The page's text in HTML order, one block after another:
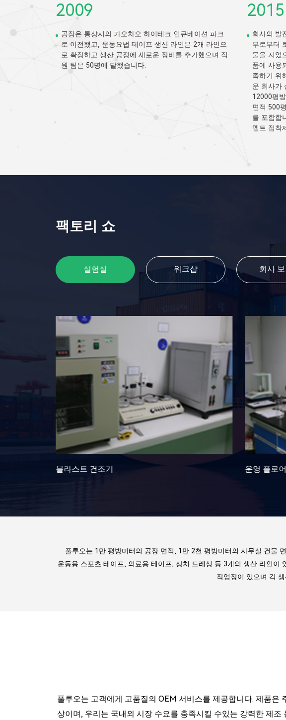
2015
회사의 발전과 다양한 제품의 확장에 따라 FULUO는 정
부로부터 토지를 구입하고 자체 사무실 건물과 공장 건
물을 지었으며 새로운 맞춤형 시설과 장비가 다양한 제
품에 사용되었습니다. 의료 제품 제조업체의 표준을 충
족하기 위해 자싱 풀루오 의료용품 유한공사라는 새로
12000평방미터, 사무실 건물 면적 2700평방미터, 정화
멜트 접착제 생산 라인 1개가 새로 추가되었습니다.
2016
새로운
FDA 인증
팩토리 쇼
실험실 워크샵 회사
운영 플로어 박리율 테스
풀루오는 1만 평방미터의 공장 면적, 1만 2천 평방미터의 사무실 건물
운동용 스포츠 테이프, 의료용 테이프, 상처 드레싱 등 3개의 생산 라인
작업장이 있으며 각
풀루오는 고객에게 고품질의 OEM 서비스를 제공합니다. 제품은
상이며, 우리는 국내외 시장 수요를 충족시킬 수있는 강력한 제